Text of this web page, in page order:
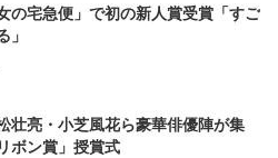
の宅急便」で初の新人賞受賞「すご
」
壮亮・小芝風花ら豪華俳優陣が集
ン賞」授賞式